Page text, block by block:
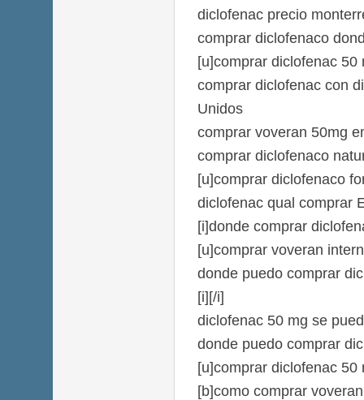
diclofenac precio
comprar diclofenaco
[u]comprar diclofenac 50
comprar diclofenac con
Unidos
comprar voveran 50mg
comprar diclofenaco
[u]comprar diclofenaco
diclofenac qual comprar
[i]donde comprar
[u]comprar voveran
donde puedo comprar
[i][/i]
diclofenac 50 mg se
donde puedo comprar
[u]comprar diclofenac 50
[b]como comprar